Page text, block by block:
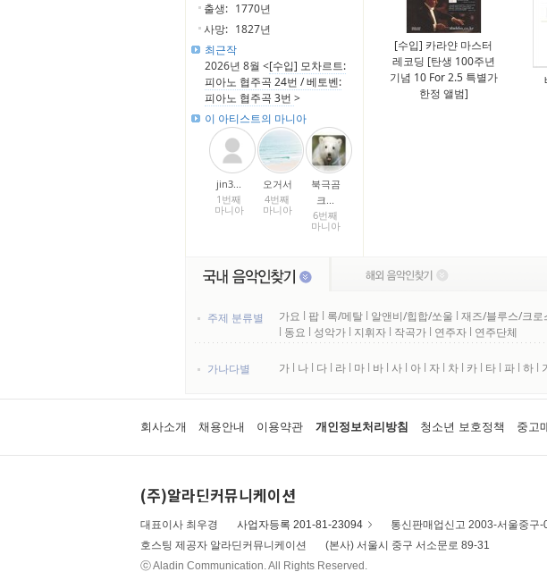
출생: 1770년
사망: 1827년
최근작
2026년 8월 <[수입] 모차르트:
피아노 협주곡 24번 / 베토벤:
피아노 협주곡 3번 >
이 아티스트의 마니아
jin3...
1번째
마니아
오거서
4번째
마니아
북극곰
크...
6번째
마니아
[수입] 카라얀 마스터
레코딩 [탄생 100주년
기념 10 For 2.5 특별가
한정 앨범]
주제 분류별 가요 l 팝 l 록/메탈 l 알앤비/힙합/쏘울 l 재즈/블루스/크로
l 동요 l 성악가 l 지휘자 l 작곡가 l 연주자 l 연주단체
가나다별 가 l 나 l 다 l 라 l 마 l 바 l 사 l 아 l 자 l 차 l 카 l 타 l 파 l 하 l
회사소개 채용안내 이용약관 개인정보처리방침 청소년 보호정책 중고
(주)알라딘커뮤니케이션
대표이사 최우경 사업자등록 201-81-23094 통신판매업신고 2003-서울중구
호스팅 제공자 알라딘커뮤니케이션
(본사) 서울시 중구 서소문로 89-31
ⓒ Aladin Communication. All Rights Reserved.